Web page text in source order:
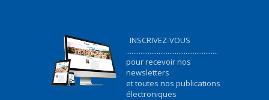
INSCRIVEZ-VOUS
...................................................
pour recevoir nos
newsletters
et toutes nos publications
électroniques